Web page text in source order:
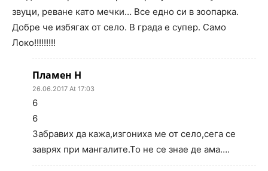
звуци, реване като мечки… Все едно си в зоопарка.
Добре че избягах от село. В града е супер. Само
Локо!!!!!!!!!
Пламен Н
26.06.2017 At 17:03
6
6
Забравих да кажа,изгониха ме от село,сега се
заврях при мангалите.То не се знае де ама….